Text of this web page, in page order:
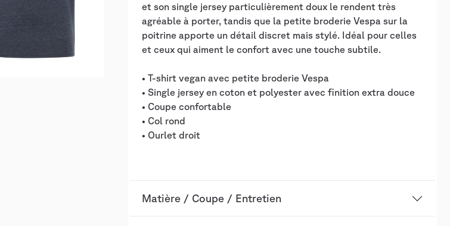
et son single jersey particulièrement doux le rendent très
agréable à porter, tandis que la petite broderie Vespa sur la
poitrine apporte un détail discret mais stylé. Idéal pour celles
et ceux qui aiment le confort avec une touche subtile.
• T-shirt vegan avec petite broderie Vespa
• Single jersey en coton et polyester avec finition extra douce
• Coupe confortable
• Col rond
• Ourlet droit
Matière / Coupe / Entretien